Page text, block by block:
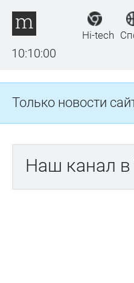
10:10:00
Hi-tech Спорт
Только новости
Наш канал в